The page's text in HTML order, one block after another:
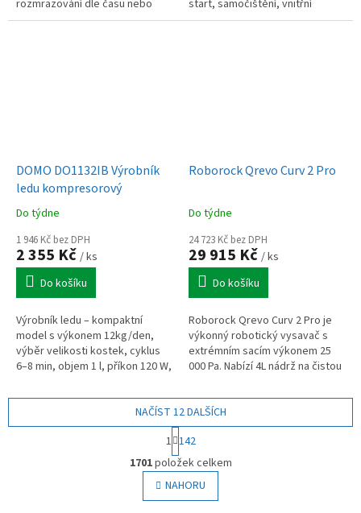
rozmrazování dle času nebo
hmotnosti, časovač do 30 min,
start, samočištění, vnitřní
osvětlení, příkon 152 W, lopatka
DOMO DO1132IB Výrobník
ledu kompresorový
Do týdne
1 946 Kč bez DPH
2 355 Kč / ks
Do košíku
Výrobník ledu – kompaktní
model s výkonem 12kg/den,
výběr velikosti kostek, cyklus
6–8 min, objem 1 l, příkon 120 W,
šedé provedení, lopatka v
Roborock Qrevo Curv 2 Pro
Do týdne
24 723 Kč bez DPH
29 915 Kč / ks
Do košíku
Roborock Qrevo Curv 2 Pro je
výkonný robotický vysavač s
extrémním sacím výkonem 25
000 Pa. Nabízí 4L nádrž na čistou
horkovodní mytí mopů a
inteligentní...
O
v
l
á
NAČÍST 12 DALŠÍCH
S
t
r
á
n
k
1 142
1701položek celkem
NAHORU